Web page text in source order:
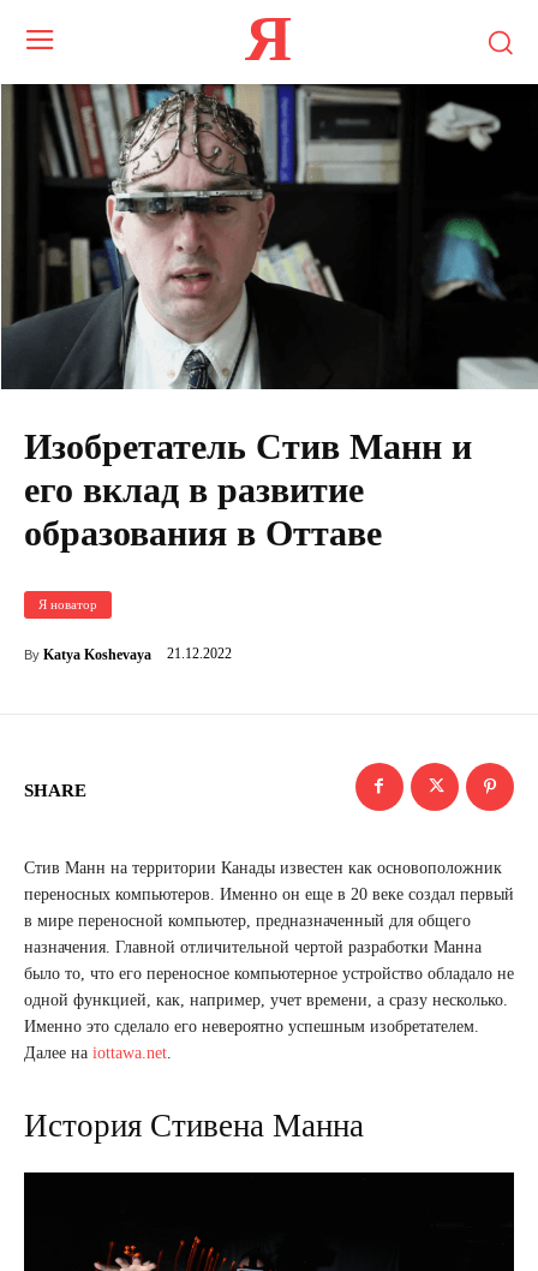
Я
Изобретатель Стив Манн и
его вклад в развитие
образования в Оттаве
Я новатор
By Katya Koshevaya 21.12.2022
SHARE
Стив Манн на территории Канады известен как основоположник
переносных компьютеров. Именно он еще в 20 веке создал первый
в мире переносной компьютер, предназначенный для общего
назначения. Главной отличительной чертой разработки Манна
было то, что его переносное компьютерное устройство обладало не
одной функцией, как, например, учет времени, а сразу несколько.
Именно это сделало его невероятно успешным изобретателем.
Далее на iottawa.net
История Стивена Манна